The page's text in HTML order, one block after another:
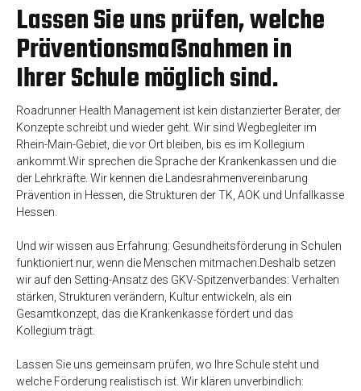
Lassen Sie uns prüfen, welche
Präventionsmaßnahmen in
Ihrer Schule möglich sind.
Roadrunner Health Management ist kein distanzierter Berater, der
Konzepte schreibt und wieder geht. Wir sind Wegbegleiter im
Rhein-Main-Gebiet, die vor Ort bleiben, bis es im Kollegium
ankommt.Wir sprechen die Sprache der Krankenkassen und die
der Lehrkräfte. Wir kennen die Landesrahmenvereinbarung
Prävention in Hessen, die Strukturen der TK, AOK und Unfallkasse
Hessen.
Und wir wissen aus Erfahrung: Gesundheitsförderung in Schulen
funktioniert nur, wenn die Menschen mitmachen.Deshalb setzen
wir auf den Setting-Ansatz des GKV-Spitzenverbandes: Verhalten
stärken, Strukturen verändern, Kultur entwickeln, als ein
Gesamtkonzept, das die Krankenkasse fördert und das
Kollegium trägt.
Lassen Sie uns gemeinsam prüfen, wo Ihre Schule steht und
welche Förderung realistisch ist. Wir klären unverbindlich: